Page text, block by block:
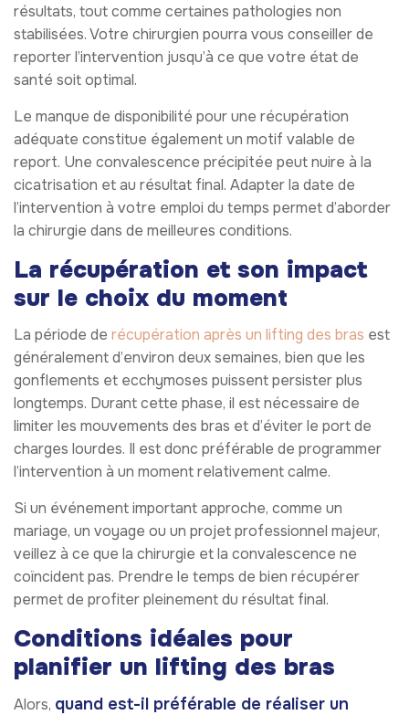
résultats, tout comme certaines pathologies non
stabilisées. Votre chirurgien pourra vous conseiller de
reporter l’intervention jusqu’à ce que votre état de
santé soit optimal.
Le manque de disponibilité pour une récupération
adéquate constitue également un motif valable de
report. Une convalescence précipitée peut nuire à la
cicatrisation et au résultat final. Adapter la date de
l’intervention à votre emploi du temps permet d’aborder
la chirurgie dans de meilleures conditions.
La récupération et son impact
sur le choix du moment
La période de récupération après un lifting des bras est
généralement d’environ deux semaines, bien que les
gonflements et ecchymoses puissent persister plus
longtemps. Durant cette phase, il est nécessaire de
limiter les mouvements des bras et d’éviter le port de
charges lourdes. Il est donc préférable de programmer
l’intervention à un moment relativement calme.
Si un événement important approche, comme un
mariage, un voyage ou un projet professionnel majeur,
veillez à ce que la chirurgie et la convalescence ne
coïncident pas. Prendre le temps de bien récupérer
permet de profiter pleinement du résultat final.
Conditions idéales pour
planifier un lifting des bras
Alors, quand est-il préférable de réaliser un